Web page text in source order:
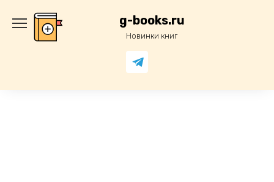
содержанию
g-books.ru
Новинки книг